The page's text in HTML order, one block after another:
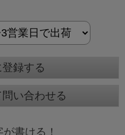
録する
い合わせる
書ける！